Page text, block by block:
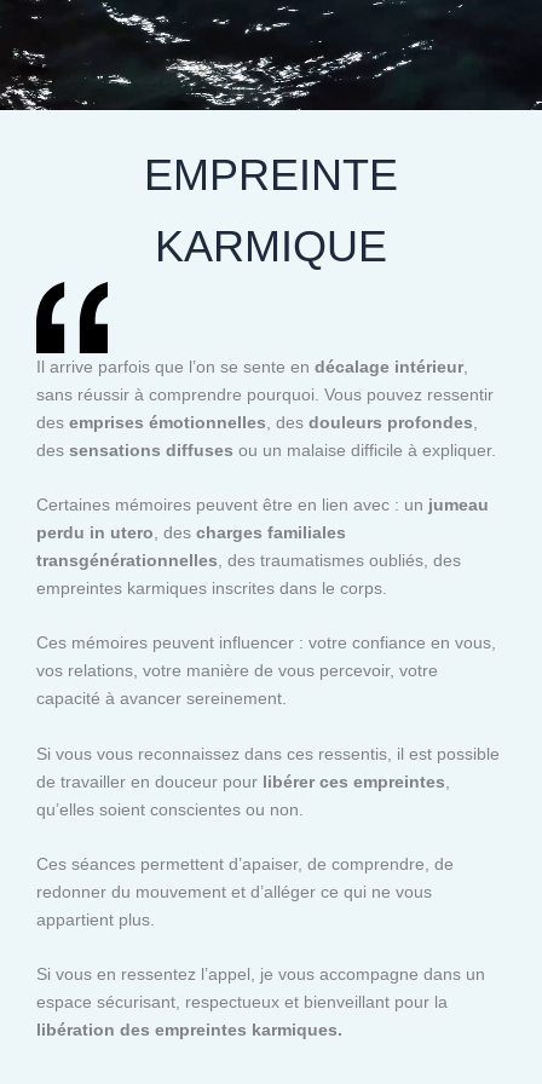
EMPREINTE
KARMIQUE
Il arrive parfois que l’on se sente en décalage intérieur,
sans réussir à comprendre pourquoi. Vous pouvez ressentir
des emprises émotionnelles , des douleurs profondes
des sensations diffuses ou un malaise difficile à expliquer.
Certaines mémoires peuvent être en lien avec : un jumeau
perdu in utero , des charges familiales
transgénérationnelles , des traumatismes oubliés, des
empreintes karmiques inscrites dans le corps.
Ces mémoires peuvent influencer : votre confiance en vous,
vos relations, votre manière de vous percevoir, votre
capacité à avancer sereinement.
Si vous vous reconnaissez dans ces ressentis, il est possible
de travailler en douceur pour libérer ces empreintes
qu’elles soient conscientes ou non.
Ces séances permettent d’apaiser, de comprendre, de
redonner du mouvement et d’alléger ce qui ne vous
appartient plus.
Si vous en ressentez l’appel, je vous accompagne dans un
espace sécurisant, respectueux et bienveillant pour la
libération des empreintes karmiques.